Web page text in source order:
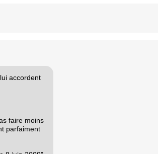
accordent
faire moins
parfaiment